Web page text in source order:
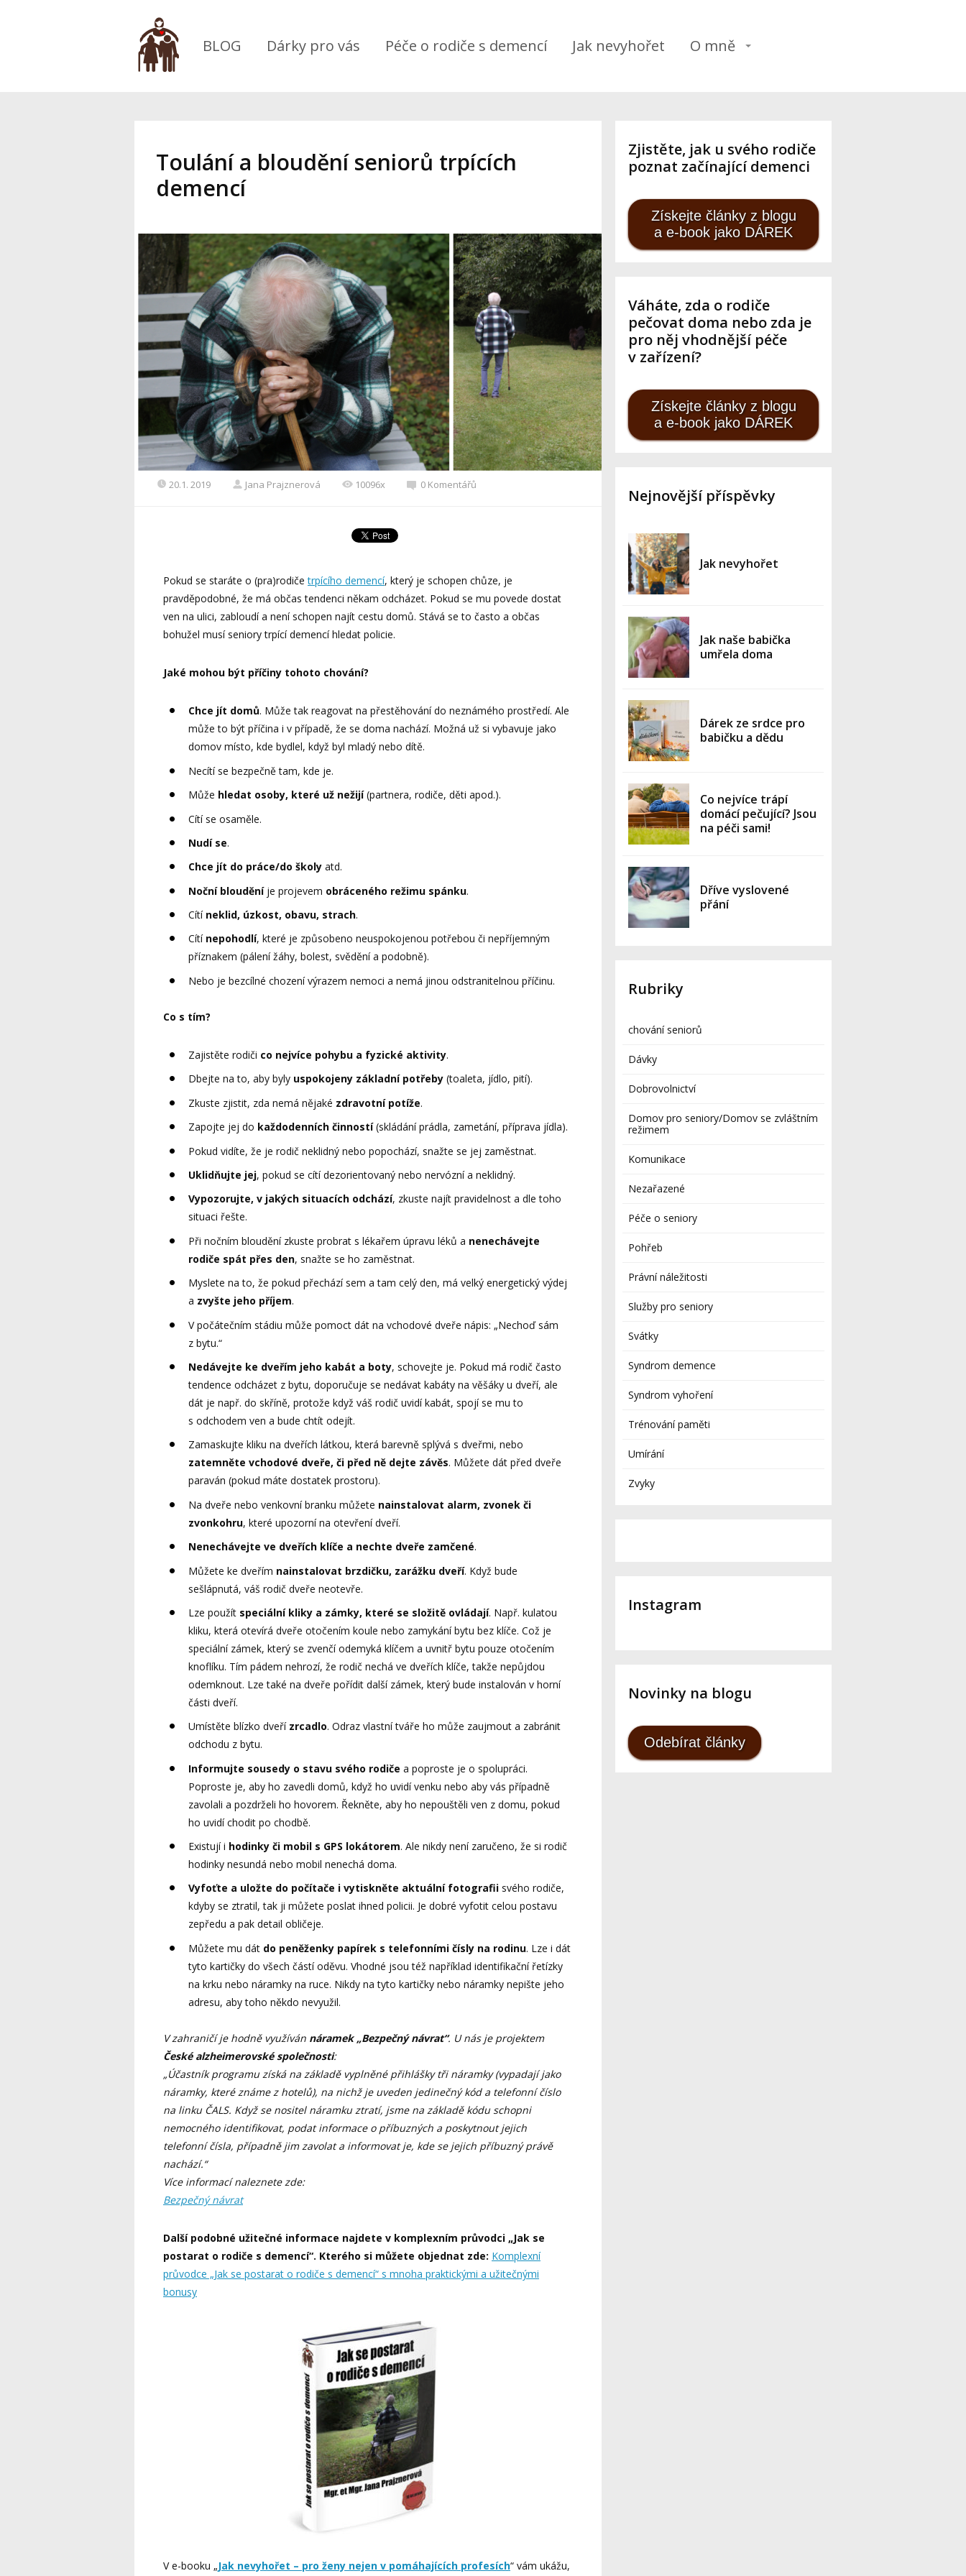
BLOG Dárky pro vás Péče o rodiče s demencí Jak nevyhořet O mně
Toulání a bloudění seniorů trpících
demencí
20.1. 2019 Jana Prajznerová 10096x 0 Komentářů
Pokud se staráte o (pra)rodičetrpícího demencí, který je schopen chůze, je
pravděpodobné, že má občas tendenci někam odcházet. Pokud se mu povede dostat
ven na ulici, zabloudí a není schopen najít cestu domů. Stává se to často a občas
bohužel musí seniory trpící demencí hledat policie.
Jaké mohou být příčiny tohoto chování?
Chce jít domů. Může tak reagovat na přestěhování do neznámého prostředí. Ale
může to být příčina i v případě, že se doma nachází. Možná už si vybavuje jako
domov místo, kde bydlel, když byl mladý nebo dítě.
Necítí se bezpečně tam, kde je.
Může hledat osoby, které už nežijí(partnera, rodiče, děti apod.).
Cítí se osaměle.
Nudí se.
Chce jít do práce/do školy atd.
Noční blouděníje projevem obráceného režimu spánku.
Cítí neklid, úzkost, obavu, strach.
Cítí nepohodlí, které je způsobeno neuspokojenou potřebou či nepříjemným
příznakem (pálení žáhy, bolest, svědění a podobně).
Nebo je bezcílné chození výrazem nemoci a nemá jinou odstranitelnou příčinu.
Co s tím?
Zajistěte rodiči co nejvíce pohybu a fyzické aktivity.
Dbejte na to, aby byly uspokojeny základní potřeby (toaleta, jídlo, pití).
Zkuste zjistit, zda nemá nějaké zdravotní potíže.
Zapojte jej do každodenních činností(skládání prádla, zametání, příprava jídla).
Pokud vidíte, že je rodič neklidný nebo popochází, snažte se jej zaměstnat.
Uklidňujte jej, pokud se cítí dezorientovaný nebo nervózní a neklidný.
Vypozorujte, v jakých situacích odchází, zkuste najít pravidelnost a dle toho
situaci řešte.
Při nočním bloudění zkuste probrat s lékařem úpravu léků a nenechávejte
rodiče spát přes den, snažte se ho zaměstnat.
Myslete na to, že pokud přechází sem a tam celý den, má velký energetický výdej
a zvyšte jeho příjem.
V počátečním stádiu může pomoct dát na vchodové dveře nápis: „Nechoď sám
z bytu.“
Nedávejte ke dveřím jeho kabát a boty, schovejte je. Pokud má rodič často
tendence odcházet z bytu, doporučuje se nedávat kabáty na věšáky u dveří, ale
dát je např. do skříně, protože když váš rodič uvidí kabát, spojí se mu to
s odchodem ven a bude chtít odejít.
Zamaskujte kliku na dveřích látkou, která barevně splývá s dveřmi, nebo
zatemněte vchodové dveře, či před ně dejte závěs. Můžete dát před dveře
paraván (pokud máte dostatek prostoru).
Na dveře nebo venkovní branku můžete nainstalovat alarm, zvonek či
zvonkohru, které upozorní na otevření dveří.
Nenechávejte ve dveřích klíče a nechte dveře zamčené.
Můžete ke dveřím nainstalovat brzdičku, zarážku dveří. Když bude
sešlápnutá, váš rodič dveře neotevře.
Lze použít speciální kliky a zámky, které se složitě ovládají. Např. kulatou
kliku, která otevírá dveře otočením koule nebo zamykání bytu bez klíče. Což je
speciální zámek, který se zvenčí odemyká klíčem a uvnitř bytu pouze otočením
knoflíku. Tím pádem nehrozí, že rodič nechá ve dveřích klíče, takže nepůjdou
odemknout. Lze také na dveře pořídit další zámek, který bude instalován v horní
části dveří.
Umístěte blízko dveří zrcadlo. Odraz vlastní tváře ho může zaujmout a zabránit
odchodu z bytu.
Informujte sousedy o stavu svého rodiče a poproste je o spolupráci.
Poproste je, aby ho zavedli domů, když ho uvidí venku nebo aby vás případně
zavolali a pozdrželi ho hovorem. Řekněte, aby ho nepouštěli ven z domu, pokud
ho uvidí chodit po chodbě.
Existují i hodinky či mobil s GPS lokátorem. Ale nikdy není zaručeno, že si rodič
hodinky nesundá nebo mobil nenechá doma.
Vyfoťte a uložte do počítače i vytiskněte aktuální fotografii svého rodiče,
kdyby se ztratil, tak ji můžete poslat ihned policii. Je dobré vyfotit celou postavu
zepředu a pak detail obličeje.
Můžete mu dát do peněženky papírek s telefonními čísly na rodinu. Lze i dát
tyto kartičky do všech částí oděvu. Vhodné jsou též například identifikační řetízky
na krku nebo náramky na ruce. Nikdy na tyto kartičky nebo náramky nepište jeho
adresu, aby toho někdo nevyužil.
V zahraničí je hodně využíván náramek „Bezpečný návrat“. U nás je projektem
České alzheimerovské společnosti:
„Účastník programu získá na základě vyplněné přihlášky tři náramky (vypadají jako
náramky, které známe z hotelů), na nichž je uveden jedinečný kód a telefonní číslo
na linku ČALS. Když se nositel náramku ztratí, jsme na základě kódu schopni
nemocného identifikovat, podat informace o příbuzných a poskytnout jejich
telefonní čísla, případně jim zavolat a informovat je, kde se jejich příbuzný právě
nachází.“
Více informací naleznete zde:
Bezpečný návrat
Další podobné užitečné informace najdete v komplexním průvodci „Jak se
postarat o rodiče s demencí“. Kterého si můžete objednat zde: Komplexní
průvodce „Jak se postarat o rodiče s demencí“ s mnoha praktickými a užitečnými
bonusy
V e-booku „Jak nevyhořet – pro ženy nejen v pomáhajících profesích“ vám ukážu,
Zjistěte, jak u svého rodiče
poznat začínající demenci
Získejte články z blogu
a e-book jako DÁREK
Váháte, zda o rodiče
pečovat doma nebo zda je
pro něj vhodnější péče
v zařízení?
Získejte články z blogu
a e-book jako DÁREK
Nejnovější příspěvky
Jak nevyhořet
Jak naše babička
umřela doma
Dárek ze srdce pro
babičku a dědu
Co nejvíce trápí
domácí pečující? Jsou
na péči sami!
Dříve vyslovené
přání
Rubriky
chování seniorů
Dávky
Dobrovolnictví
Domov pro seniory/Domov se zvláštním
režimem
Komunikace
Nezařazené
Péče o seniory
Pohřeb
Právní náležitosti
Služby pro seniory
Svátky
Syndrom demence
Syndrom vyhoření
Trénování paměti
Umírání
Zvyky
Instagram
Novinky na blogu
Odebírat články